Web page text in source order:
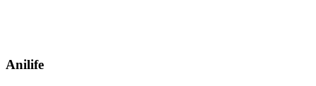
Anilife